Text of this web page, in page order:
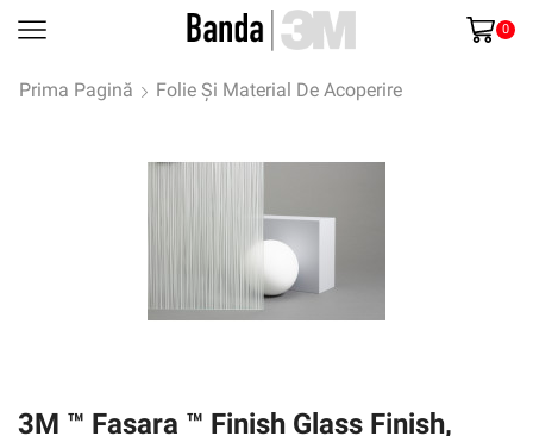
0
Prima Pagină Folie Și Material De Acoperire
3M ™ Fasara ™ Finish Glass Finish,